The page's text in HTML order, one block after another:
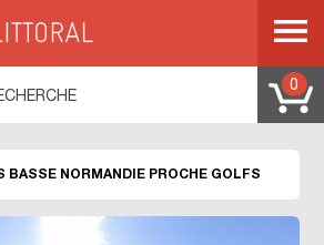
> BASSE NORMANDIE
0
BASSE NORMANDIE PROCHE GOLFS